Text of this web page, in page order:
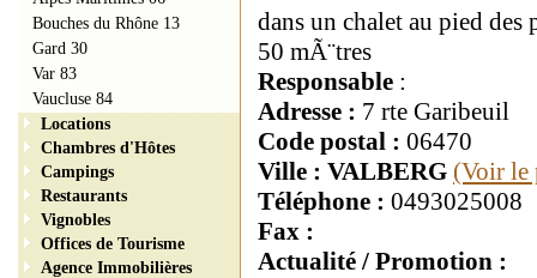
dans un chalet au pied
50 mÃ¨tres
Responsable :
Adresse : 7 rte Garibeuil
Code postal : 06470
Ville : VALBERG (Voir le
Téléphone : 0493025008
Fax :
Actualité / Promotion :
Bouches du Rhône 13
Gard 30
Var 83
Vaucluse 84
Locations
Chambres d'Hôtes
Campings
Restaurants
Vignobles
Offices de Tourisme
Agence Immobilières